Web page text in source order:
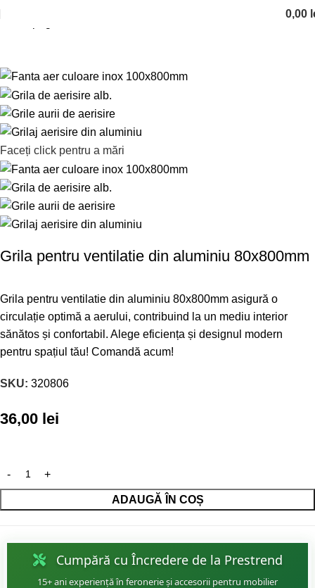
0,00
Faceți click pentru a mări
Grila pentru ventilatie din aluminiu 80x800mm
Grila pentru ventilatie din aluminiu 80x800mm asigură o
circulație optimă a aerului, contribuind la un mediu interior
sănătos și confortabil. Alege eficiența și designul modern
pentru spațiul tău! Comandă acum!
SKU: 320806
36,00 lei
ADAUGĂ ÎN COȘ
Cumpără cu Încredere de la Prestrend
15+ ani experiență în feronerie și accesorii pentru mobilier